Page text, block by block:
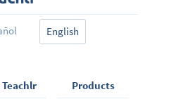
English
Products